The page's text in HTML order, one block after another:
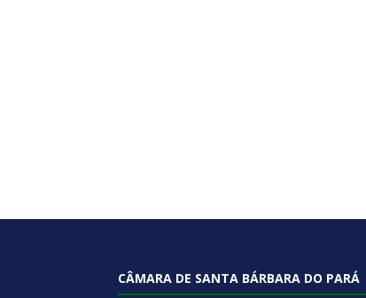
CÂMARA DE SANTA BÁRBARA DO PARÁ